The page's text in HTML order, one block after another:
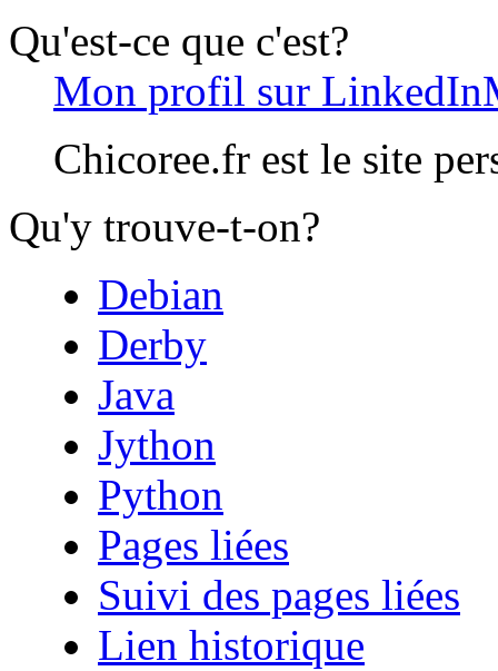
Qu'est-ce que c'est?
Mon profil sur LinkedIn
Chicoree.fr est le site
Qu'y trouve-t-on?
Debian
Derby
Java
Jython
Python
Pages liées
Suivi des pages liées
Lien historique